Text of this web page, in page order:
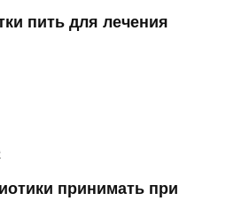
пить для лечения
принимать при